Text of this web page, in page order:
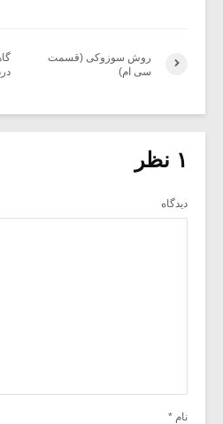
روش سوزوکی (قسمت
سی ام)
۱ نظر
دیدگاه
نام *